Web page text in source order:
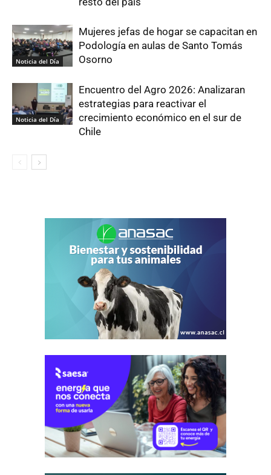
Noticia del Día
Mujeres jefas de hogar se capacitan en
Podología en aulas de Santo Tomás
Osorno
Noticia del Día
Encuentro del Agro 2026: Analizaran
estrategias para reactivar el
crecimiento económico en el sur de
Chile